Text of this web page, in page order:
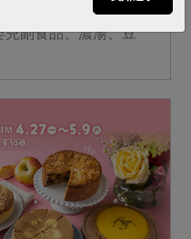
態度 一機多便利：
副食品、濃湯、豆